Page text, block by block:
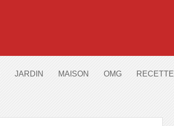
JARDIN MAISON OMG RECETTE